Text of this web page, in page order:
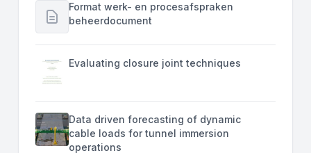
Format werk- en procesafspraken
beheerdocument
Evaluating closure joint techniques
Data driven forecasting of dynamic
cable loads for tunnel immersion
operations